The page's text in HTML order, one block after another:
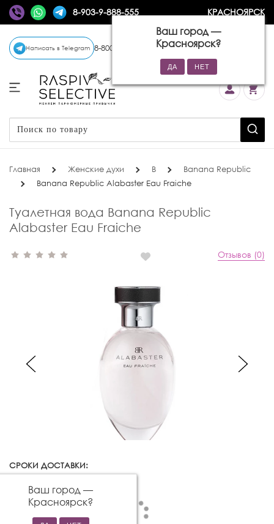
8-903-9-888-555 КРАСНОЯРСК
Ваш город —
Красноярск?
Написать в Telegram 8-800-770-72-34 (бесплатно)
Главная Женские духи B
Banana Republic
Banana Republic Alabaster Eau Fraiche
Туалетная вода Banana Republic
Alabaster Eau Fraiche
Отзывов (0)
СРОКИ ДОСТАВКИ:
Ваш город —
Красноярск?